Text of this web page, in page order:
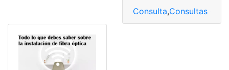
Consulta,Consultas